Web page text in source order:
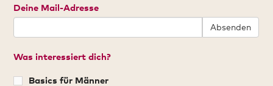
Deine Mail-Adresse
Absenden
Was interessiert dich?
Basics für Männer